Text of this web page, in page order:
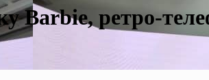
Barbie, ретро-